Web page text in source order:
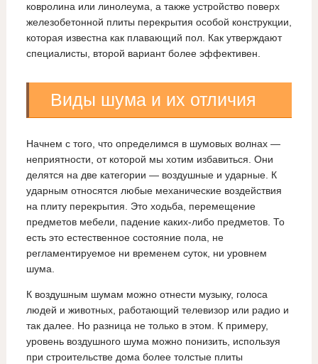
ковролина или линолеума, а также устройство поверх
железобетонной плиты перекрытия особой конструкции,
которая известна как плавающий пол. Как утверждают
специалисты, второй вариант более эффективен.
Виды шума и их отличия
Начнем с того, что определимся в шумовых волнах —
неприятности, от которой мы хотим избавиться. Они
делятся на две категории — воздушные и ударные. К
ударным относятся любые механические воздействия
на плиту перекрытия. Это ходьба, перемещение
предметов мебели, падение каких-либо предметов. То
есть это естественное состояние пола, не
регламентируемое ни временем суток, ни уровнем
шума.
К воздушным шумам можно отнести музыку, голоса
людей и животных, работающий телевизор или радио и
так далее. Но разница не только в этом. К примеру,
уровень воздушного шума можно понизить, используя
при строительстве дома более толстые плиты